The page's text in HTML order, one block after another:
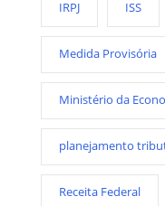
IRPJ ISS
Medida Provisória
Ministério da
planejamento
Receita Federal